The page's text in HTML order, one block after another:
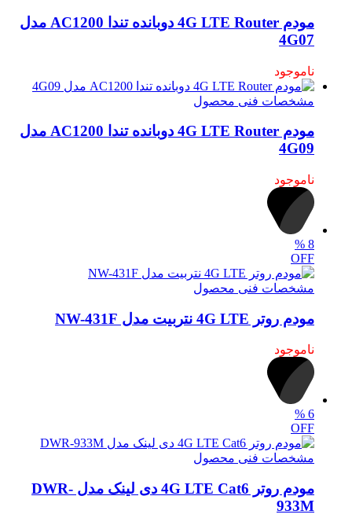
مودم 4G LTE Router دوبانده تندا AC1200 مدل
4G07
ناموجود
مشخصات فنی محصول
مودم 4G LTE Router دوبانده تندا AC1200 مدل
4G09
ناموجود
8
%
OFF
مشخصات فنی محصول
مودم روتر 4G LTE نتربیت مدل NW-431F
ناموجود
6
%
OFF
مشخصات فنی محصول
مودم روتر 4G LTE Cat6 دی لینک مدل DWR-
933M